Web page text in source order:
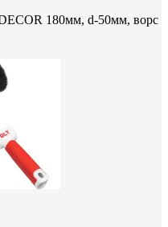
180мм, d-50мм, ворс